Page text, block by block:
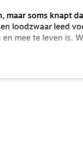
maar soms knapt
loodzwaar leed
mee te leven is.